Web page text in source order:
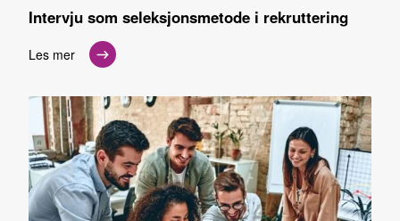
Intervju som seleksjonsmetode i rekruttering
Les mer